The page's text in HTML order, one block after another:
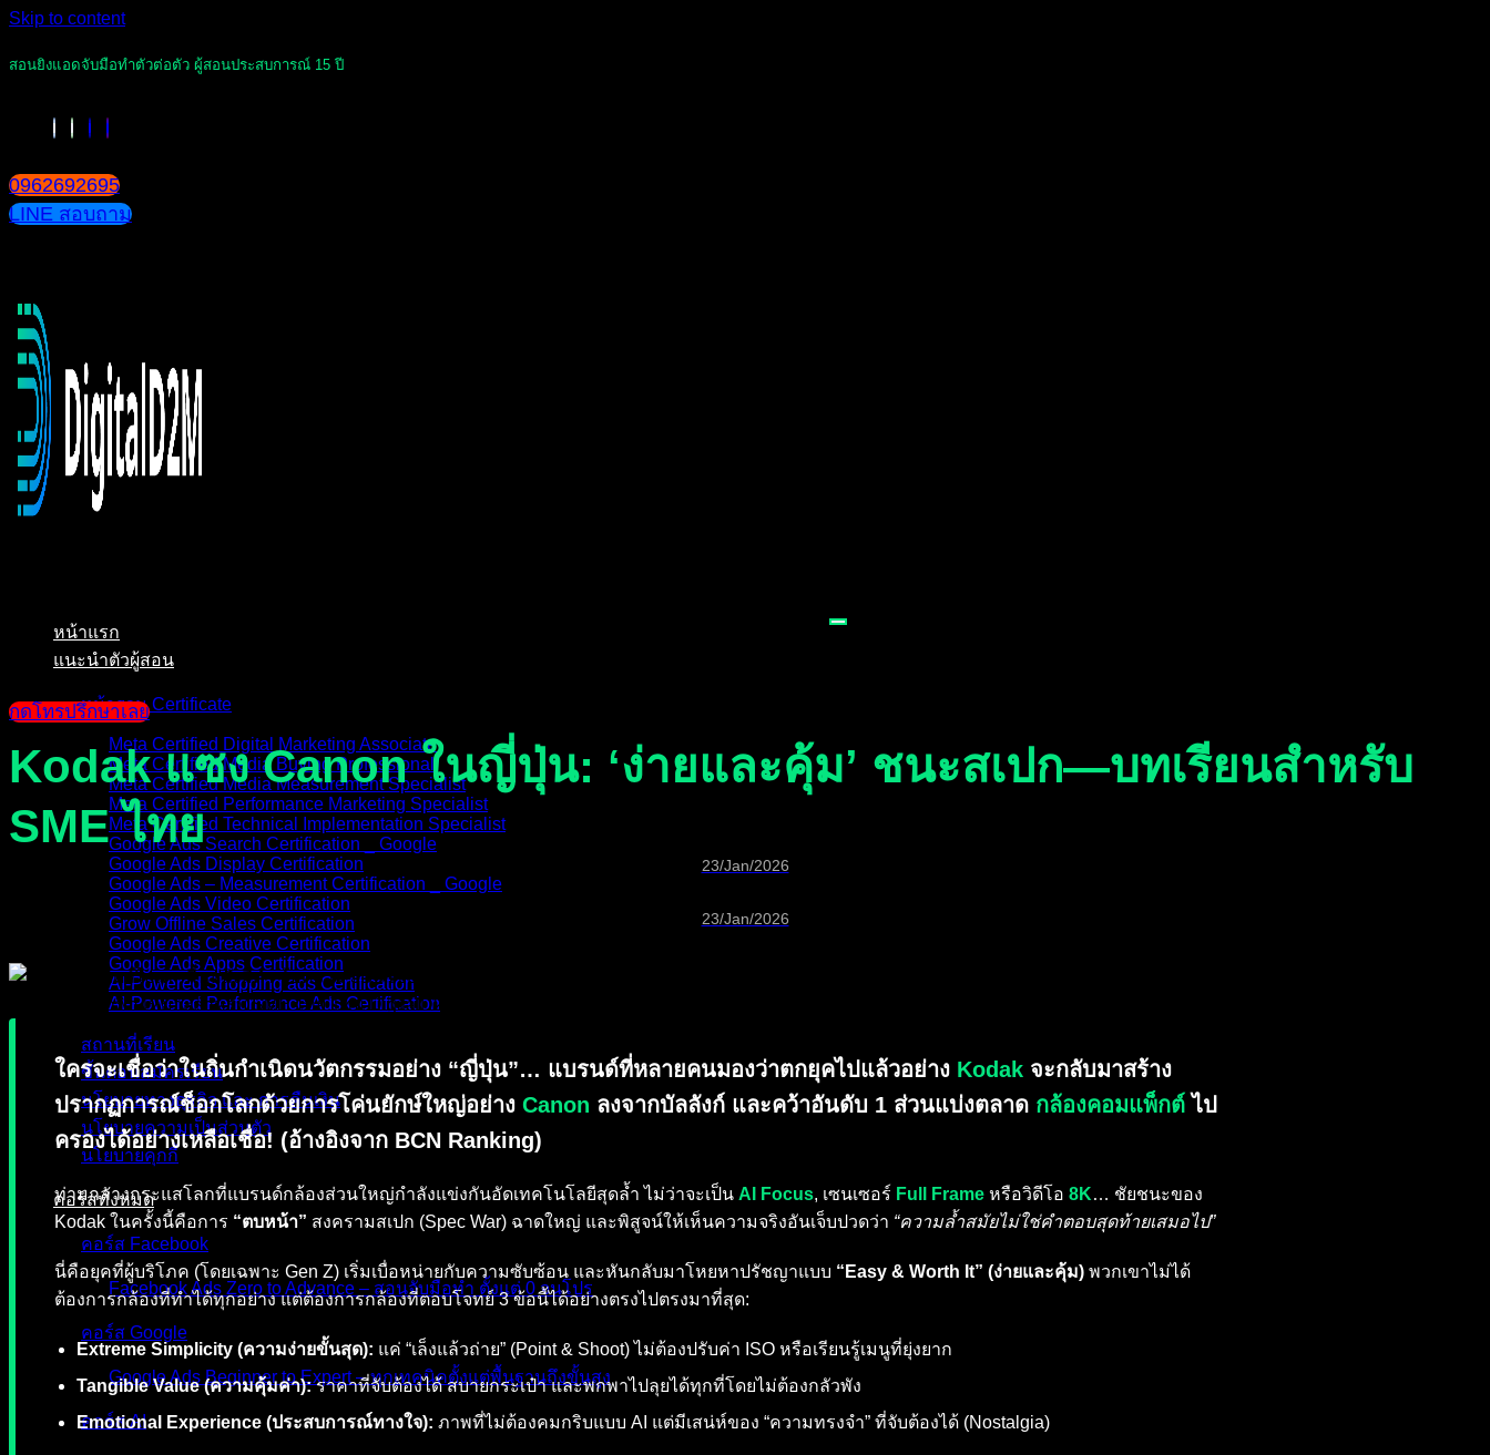
Skip to content
สอนยิงแอดจับมือทำตัวต่อตัว ผู้สอนประสบการณ์ 15 ปี
0962692695
LINE สอบถาม
หน้าแรก
แนะนำตัวผู้สอน
หน้ารวม Certificate
Meta Certified Digital Marketing Associate
Meta Certified Media Buying Professional
Meta Certified Media Measurement Specialist
Meta Certified Performance Marketing Specialist
Meta Certified Technical Implementation Specialist
Google Ads Search Certification _ Google
Google Ads Display Certification
Google Ads – Measurement Certification _ Google
Google Ads Video Certification
Grow Offline Sales Certification
Google Ads Creative Certification
Google Ads Apps Certification
AI-Powered Shopping ads Certification
AI-Powered Performance Ads Certification
สถานที่เรียน
ขั้นตอนสมัครเรียน
นโยบายทางธุรกิจ และ การคืนเงิน
นโยบายความเป็นส่วนตัว
นโยบายคุกกี้
คอร์สทั้งหมด
คอร์ส Facebook
Facebook Ads Zero to Advance – สอนจับมือทำ ตั้งแต่ 0 จนโปร
คอร์ส Google
Google Ads Beginner to Expert – ทุกเทคนิคตั้งแต่พื้นฐานถึงขั้นสูง
คอร์ส AI
กดโทรปรึกษาเลย
Kodak แซง Canon ในญี่ปุ่น: ‘ง่ายและคุ้ม’ ชนะสเปก—บทเรียนสำหรับ
SME ไทย
23/Jan/2026
23/Jan/2026
ใครจะเชื่อว่าในถิ่นกำเนิดนวัตกรรมอย่าง “ญี่ปุ่น”… แบรนด์ที่หลายคนมองว่าตกยุคไปแล้วอย่าง Kodak จะกลับมาสร้าง
ปรากฏการณ์ช็อกโลกด้วยการโค่นยักษ์ใหญ่อย่าง Canon ลงจากบัลลังก์ และคว้าอันดับ 1 ส่วนแบ่งตลาด กล้องคอมแพ็กต์ ไป
ครองได้อย่างเหลือเชื่อ! (อ้างอิงจาก BCN Ranking)
ท่ามกลางกระแสโลกที่แบรนด์กล้องส่วนใหญ่กำลังแข่งกันอัดเทคโนโลยีสุดล้ำ ไม่ว่าจะเป็น AI Focus, เซนเซอร์ Full Frame หรือวิดีโอ 8K… ชัยชนะของ
Kodak ในครั้งนี้คือการ “ตบหน้า” สงครามสเปก (Spec War) ฉาดใหญ่ และพิสูจน์ให้เห็นความจริงอันเจ็บปวดว่า “ความล้ำสมัยไม่ใช่คำตอบสุดท้ายเสมอไป”
นี่คือยุคที่ผู้บริโภค (โดยเฉพาะ Gen Z) เริ่มเบื่อหน่ายกับความซับซ้อน และหันกลับมาโหยหาปรัชญาแบบ “Easy & Worth It” (ง่ายและคุ้ม) พวกเขาไม่ได้
ต้องการกล้องที่ทำได้ทุกอย่าง แต่ต้องการกล้องที่ตอบโจทย์ 3 ข้อนี้ได้อย่างตรงไปตรงมาที่สุด:
Extreme Simplicity (ความง่ายขั้นสุด): แค่ “เล็งแล้วถ่าย” (Point & Shoot) ไม่ต้องปรับค่า ISO หรือเรียนรู้เมนูที่ยุ่งยาก
Tangible Value (ความคุ้มค่า):ราคาที่จับต้องได้ สบายกระเป๋า และพกพาไปลุยได้ทุกที่โดยไม่ต้องกลัวพัง
Emotional Experience (ประสบการณ์ทางใจ): ภาพที่ไม่ต้องคมกริบแบบ AI แต่มีเสน่ห์ของ “ความทรงจำ” ที่จับต้องได้ (Nostalgia)